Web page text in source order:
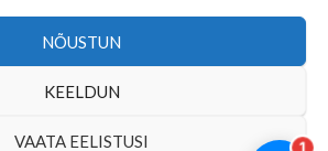
NÕUSTUN
KEELDUN
VAATA EELISTUSI
© 2026 | tmkaubad.ee
1